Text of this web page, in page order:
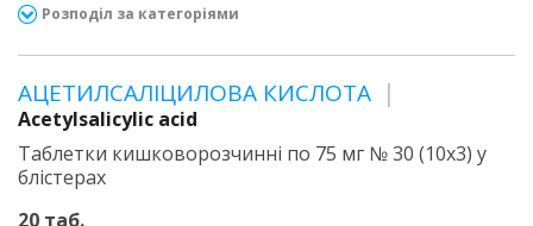
Розподіл за категоріями
АЦЕТИЛСАЛІЦИЛОВА КИСЛОТА
Acetylsalicylic acid
Таблетки кишковорозчинні по 75 мг № 30 (10х3) у
блістерах
20 таб.